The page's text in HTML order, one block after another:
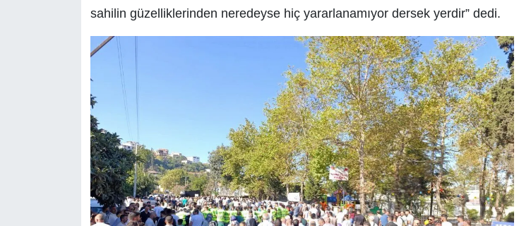
sahilin güzelliklerinden neredeyse hiç yararlanamıyor dersek yerdir” dedi.